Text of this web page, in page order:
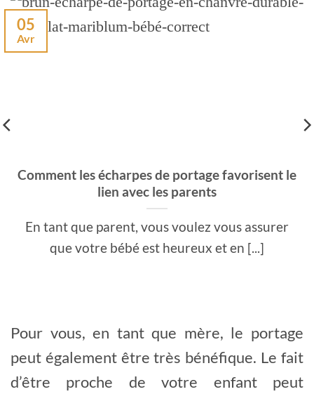
Comment les écharpes de portage favorisent le
lien avec les parents
En tant que parent, vous voulez vous assurer
que votre bébé est heureux et en [...]
05
Avr
Pour vous, en tant que mère, le portage
peut également être très bénéfique. Le fait
d’être proche de votre enfant peut